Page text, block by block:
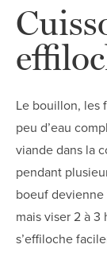
Le bouillon, les
peu d’eau
viande dans la
pendant
boeuf devienne
mais viser 2 à
s’effiloche